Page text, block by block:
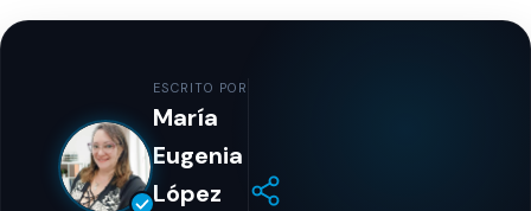
ESCRITO POR
María
Eugenia
López